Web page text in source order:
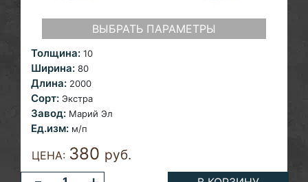
ВЫБРАТЬ ПАРАМЕТРЫ
Толщина: 10
Ширина: 80
Длина: 2000
Сорт: Экстра
Завод: Марий Эл
Ед.изм: м/п
ЦЕНА: 380 руб.